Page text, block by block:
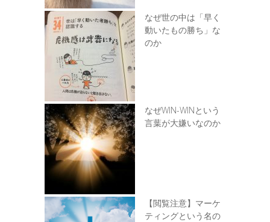
なぜ世の中は「早く
動いたもの勝ち」な
のか
なぜWIN-WINという
言葉が大嫌いなのか
【閲覧注意】マーケ
ティングという名の